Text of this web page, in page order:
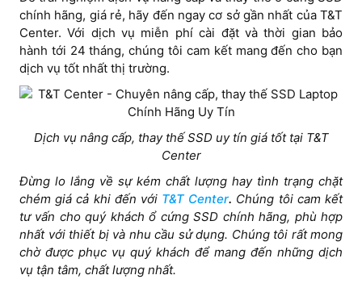
chính hãng, giá rẻ, hãy đến ngay cơ sở gần nhất của T&T
Center. Với dịch vụ miễn phí cài đặt và thời gian bảo
hành tới 24 tháng, chúng tôi cam kết mang đến cho bạn
dịch vụ tốt nhất thị trường.
Dịch vụ nâng cấp, thay thế SSD uy tín giá tốt tại T&T
Center
Đừng lo lắng về sự kém chất lượng hay tình trạng chặt
chém giá cả khi đến với T&T Center. Chúng tôi cam kết
tư vấn cho quý khách ổ cứng SSD chính hãng, phù hợp
nhất với thiết bị và nhu cầu sử dụng. Chúng tôi rất mong
chờ được phục vụ quý khách để mang đến những dịch
vụ tận tâm, chất lượng nhất.